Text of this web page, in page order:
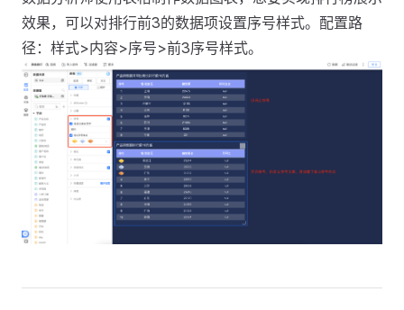
效果，可以对排行前3的数据项设置序号样式。配置路
径：样式>内容>序号>前3序号样式。